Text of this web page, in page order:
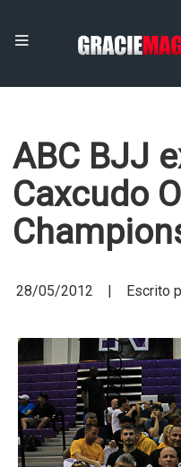
ABC BJJ
Caxcudo
28/05/2012 | Escrito